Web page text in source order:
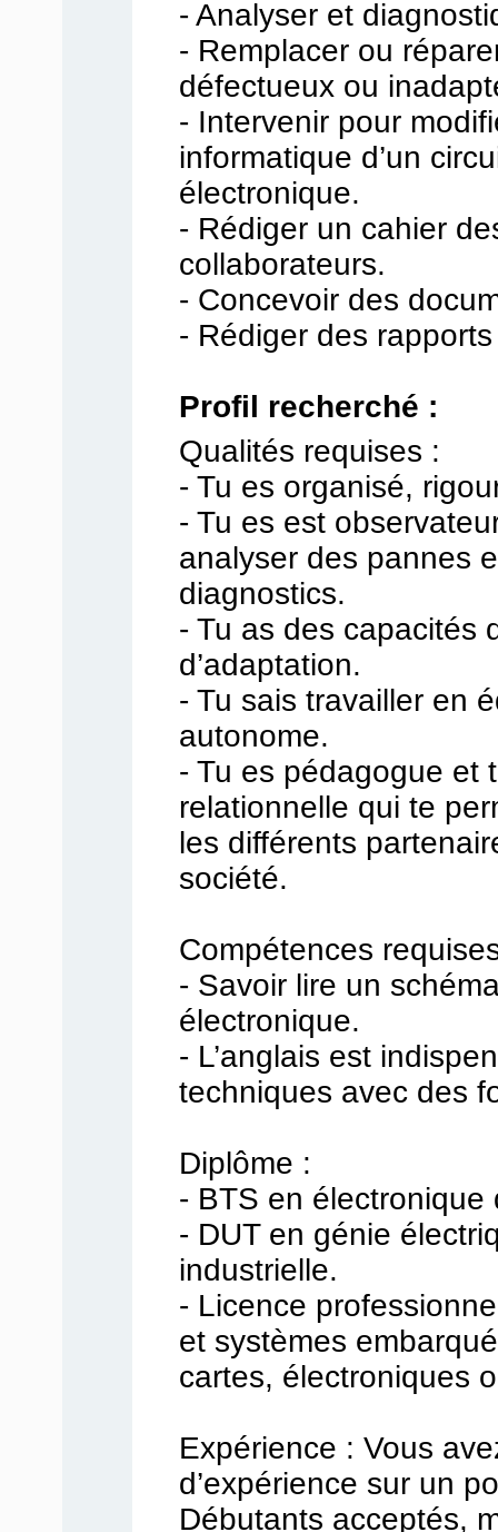
- Analyser et
- Remplacer ou
défectueux ou
- Intervenir pour
informatique d’un
électronique.
- Rédiger un cahier
collaborateurs.
- Concevoir des
- Rédiger des rapports
Profil recherché :
Qualités requises :
- Tu es organisé,
- Tu es est
analyser des pannes
diagnostics.
- Tu as des capacités
d’adaptation.
- Tu sais travailler en
autonome.
- Tu es pédagogue et
relationnelle qui te
les différents
société.
Compétences
- Savoir lire un
électronique.
- L’anglais est
techniques avec des
Diplôme :
- BTS en électronique
- DUT en génie
industrielle.
- Licence
et systèmes
cartes, électroniques
Expérience : Vous
d’expérience sur un
Débutants acceptés,